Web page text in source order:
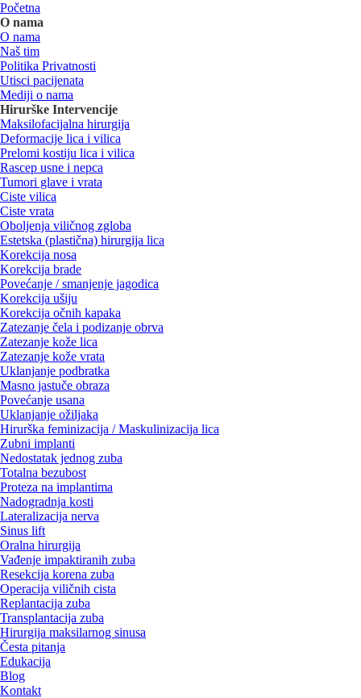
Početna
O nama
O nama
Naš tim
Politika Privatnosti
Utisci pacijenata
Mediji o nama
Hirurške Intervencije
Maksilofacijalna hirurgija
Deformacije lica i vilica
Prelomi kostiju lica i vilica
Rascep usne i nepca
Tumori glave i vrata
Ciste vilica
Ciste vrata
Oboljenja viličnog zgloba
Estetska (plastična) hirurgija lica
Korekcija nosa
Korekcija brade
Povećanje / smanjenje jagodica
Korekcija ušiju
Korekcija očnih kapaka
Zatezanje čela i podizanje obrva
Zatezanje kože lica
Zatezanje kože vrata
Uklanjanje podbratka
Masno jastuče obraza
Povećanje usana
Uklanjanje ožiljaka
Hirurška feminizacija / Maskulinizacija lica
Zubni implanti
Nedostatak jednog zuba
Totalna bezubost
Proteza na implantima
Nadogradnja kosti
Lateralizacija nerva
Sinus lift
Oralna hirurgija
Vađenje impaktiranih zuba
Resekcija korena zuba
Operacija viličnih cista
Replantacija zuba
Transplantacija zuba
Hirurgija maksilarnog sinusa
Česta pitanja
Edukacija
Blog
Kontakt